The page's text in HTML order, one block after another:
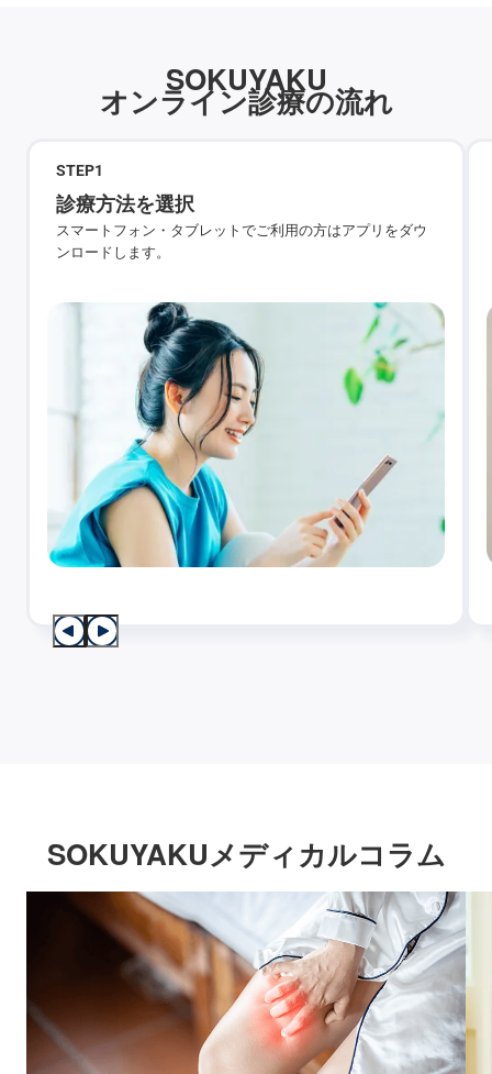
SOKUYAKU
オンライン診療の流れ
STEP1
診療方法を選択
スマートフォン・タブレットでご利用の方はアプリをダウ
ンロードします。
SOKUYAKUメディカルコラム